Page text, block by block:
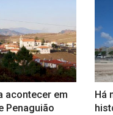
acontecer em
Penaguião
Há
Sassetti |
já disponível